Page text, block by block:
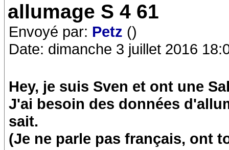
allumage S 4 61
Envoyé par: Petz ()
Date: dimanche 3 juillet 2016
Hey, je suis Sven et ont une
J'ai besoin des données
sait.
(Je ne parle pas français, ont